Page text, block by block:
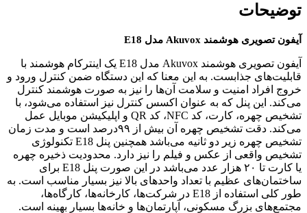
توضیحات
آیفون تصویری هوشمند Akuvox مدل E18
آیفون تصویری هوشمند Akuvox مدل E18 یک اینترکام هوشمند با
قابلیت‌های جذابست. به این معنا که این دستگاه ضمن کنترل ورود و
خروج افراد امنیت و سلامت آن‌ها را نیز به صورت هوشمند کنترل
می‌کند. این پنل که به عنوان اکسس کنترل نیز استفاده می‌شود، با
تشخیص چهره، کارت، کد NFC، کد QR و اپلیکیشن موبایل عمل
می‌کند. دقت تشخیص چهره آن بیش از ۹۹درصد است و مدت زمان
تشخیص چهره زیر دو ثانیه می‌باشد همچنین پنل E18 تکنولوژی
تشخیص واقعی از عکس و فیلم را نیز دارد. محدودیت ذخیره چهره
یا کارت تا ۲۰ هزار عدد می‌باشد در این صورت پنل E18 برای
ساختمان‌های عظیم با تعداد واحدهای بالا نیز بسیار مناسب است. به
طور کلی استفاده از E18 در شرکت‌ها، کارخانه‌ها، کارگاه‌ها،
مجتمع‌های بزرگ مسکونی، آپارتمان‌ها و خانه‌ها بسیار بهینه است.